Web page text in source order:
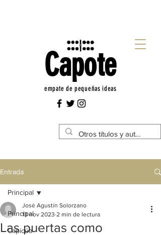
Capote
empate de pequeñas ideas
Entrada
Principal
Capicúa
Principal
Las puertas como
José Agustín Solorzano
13 nov 2023 2 min de lectura